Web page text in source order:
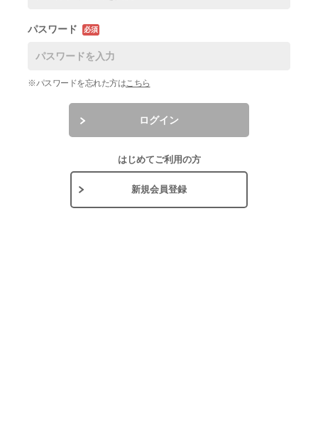
パスワード 必須
※パスワードを忘れた方はこちら
ログイン
はじめてご利用の方
新規会員登録